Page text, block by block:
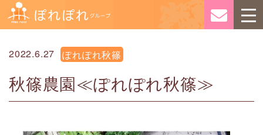
2022.6.27 ぽれぽれ秋篠
秋篠農園≪ぽれぽれ秋篠≫